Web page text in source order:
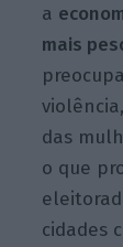
a
mais
das
o que
cidades